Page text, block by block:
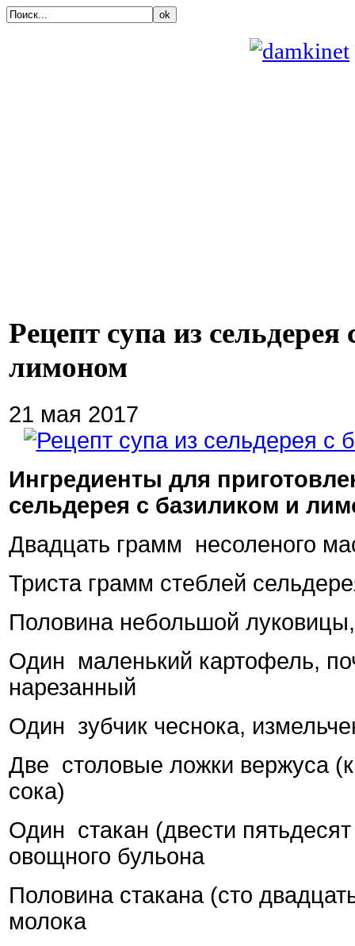
ok
Рецепт супа из
лимоном
21 мая 2017
Ингредиенты для
сельдерея с базиликом и
Двадцать грамм
несоленого
Триста грамм стеблей
Половина небольшой
Один
маленький картофель,
нарезанный
Один зубчик чеснока,
Две столовые ложки вержуса
сока)
Один стакан (двести
овощного бульона
Половина стакана (сто
молока